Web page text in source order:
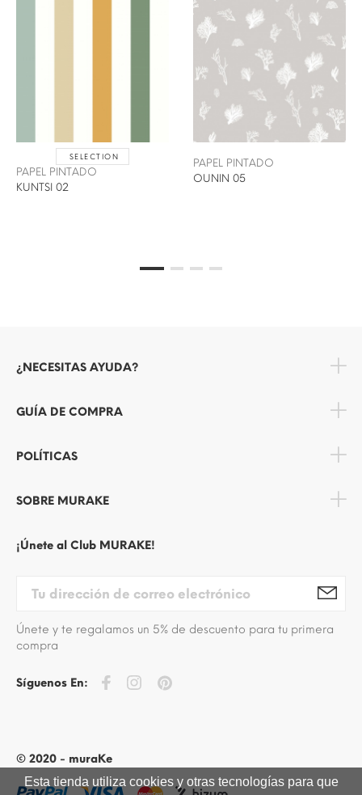
SELECTION
PAPEL PINTADO
KUNTSI 02
PAPEL PINTADO
OUNIN 05
¿NECESITAS AYUDA?
GUÍA DE COMPRA
POLÍTICAS
SOBRE MURAKE
¡Únete al Club MURAKE!
Únete y te regalamos un 5% de descuento para tu primera
compra
Síguenos En:
© 2020 - muraKe
Esta tienda utiliza cookies y otras tecnologías para que